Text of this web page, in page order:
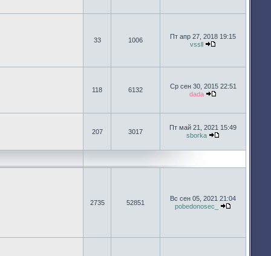
33 1006
Пт апр 27, 2018 19:15
vssll
118 6132
Ср сен 30, 2015 22:51
dada
207 3017
Пт май 21, 2021 15:49
sborka
2735 52851
Вс сен 05, 2021 21:04
pobedonosec_